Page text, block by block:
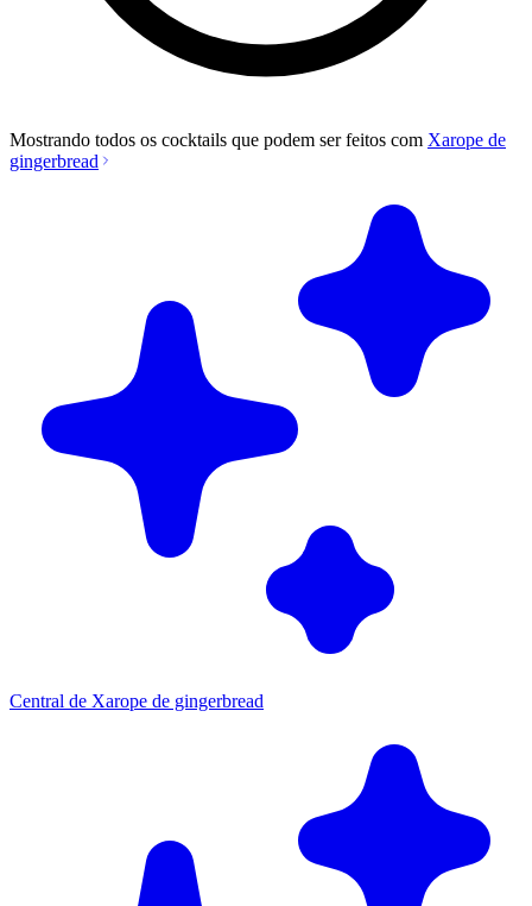
Mostrando todos os cocktails que podem ser feitos com Xarope de
gingerbread
Central de Xarope de gingerbread